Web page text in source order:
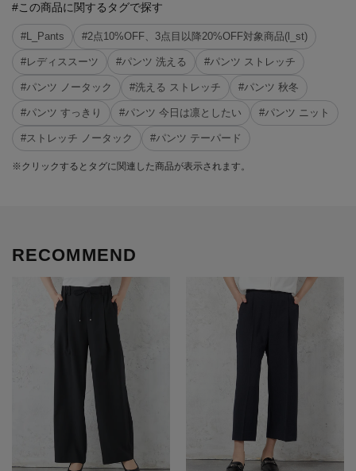
#この商品に関するタグで探す
#L_Pants #2点10%OFF、3点目以降20%OFF対象商品(l_st)
#レディススーツ #パンツ 洗える #パンツ ストレッチ
#パンツ ノータック #洗える ストレッチ #パンツ 秋冬
#パンツ すっきり #パンツ 今日は凛としたい #パンツ ニット
#ストレッチ ノータック #パンツ テーパード
※クリックするとタグに関連した商品が表示されます。
RECOMMEND